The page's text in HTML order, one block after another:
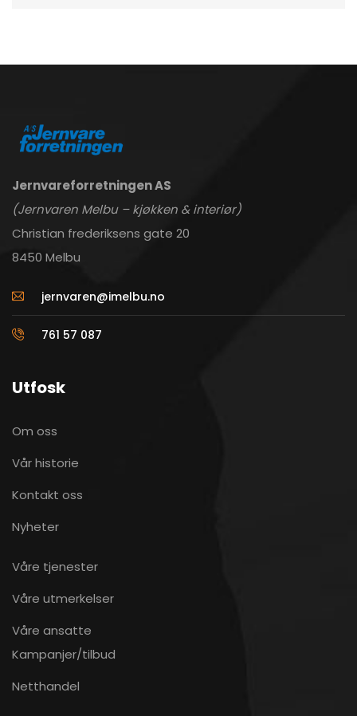
Jernvareforretningen AS
(Jernvaren Melbu – kjøkken & interiør)
Christian frederiksens gate 20
8450 Melbu
jernvaren@imelbu.no
761 57 087
Utfosk
Om oss
Vår historie
Kontakt oss
Nyheter
Våre tjenester
Våre utmerkelser
Våre ansatte
Kampanjer/tilbud
Netthandel